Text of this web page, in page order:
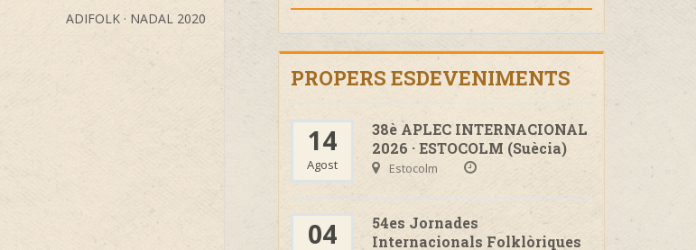
ADIFOLK · NADAL 2020
PROPERS ESDEVENIMENTS
14
Agost
38è APLEC INTERNACIONAL
2026 · ESTOCOLM (Suècia)
Estocolm
04
54es Jornades
Internacionals Folklòriques